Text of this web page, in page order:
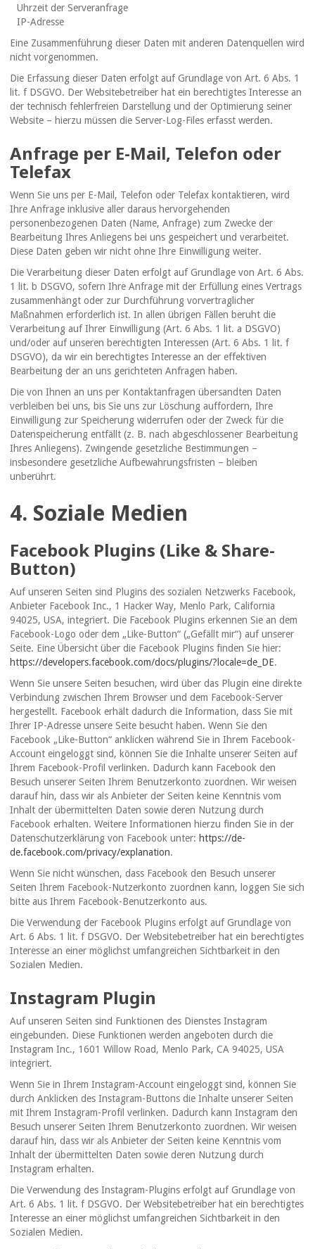
Uhrzeit der Serveranfrage
IP-Adresse
Eine Zusammenführung dieser Daten mit anderen Datenquellen wird
nicht vorgenommen.
Die Erfassung dieser Daten erfolgt auf Grundlage von Art. 6 Abs. 1
lit. f DSGVO. Der Websitebetreiber hat ein berechtigtes Interesse an
der technisch fehlerfreien Darstellung und der Optimierung seiner
Website – hierzu müssen die Server-Log-Files erfasst werden.
Anfrage per E-Mail, Telefon oder
Telefax
Wenn Sie uns per E-Mail, Telefon oder Telefax kontaktieren, wird
Ihre Anfrage inklusive aller daraus hervorgehenden
personenbezogenen Daten (Name, Anfrage) zum Zwecke der
Bearbeitung Ihres Anliegens bei uns gespeichert und verarbeitet.
Diese Daten geben wir nicht ohne Ihre Einwilligung weiter.
Die Verarbeitung dieser Daten erfolgt auf Grundlage von Art. 6 Abs.
1 lit. b DSGVO, sofern Ihre Anfrage mit der Erfüllung eines Vertrags
zusammenhängt oder zur Durchführung vorvertraglicher
Maßnahmen erforderlich ist. In allen übrigen Fällen beruht die
Verarbeitung auf Ihrer Einwilligung (Art. 6 Abs. 1 lit. a DSGVO)
und/oder auf unseren berechtigten Interessen (Art. 6 Abs. 1 lit. f
DSGVO), da wir ein berechtigtes Interesse an der effektiven
Bearbeitung der an uns gerichteten Anfragen haben.
Die von Ihnen an uns per Kontaktanfragen übersandten Daten
verbleiben bei uns, bis Sie uns zur Löschung auffordern, Ihre
Einwilligung zur Speicherung widerrufen oder der Zweck für die
Datenspeicherung entfällt (z. B. nach abgeschlossener Bearbeitung
Ihres Anliegens). Zwingende gesetzliche Bestimmungen –
insbesondere gesetzliche Aufbewahrungsfristen – bleiben
unberührt.
4. Soziale Medien
Facebook Plugins (Like & Share-
Button)
Auf unseren Seiten sind Plugins des sozialen Netzwerks Facebook,
Anbieter Facebook Inc., 1 Hacker Way, Menlo Park, California
94025, USA, integriert. Die Facebook Plugins erkennen Sie an dem
Facebook-Logo oder dem „Like-Button“ („Gefällt mir“) auf unserer
Seite. Eine Übersicht über die Facebook Plugins finden Sie hier:
https://developers.facebook.com/docs/plugins/?locale=de_DE.
Wenn Sie unsere Seiten besuchen, wird über das Plugin eine direkte
Verbindung zwischen Ihrem Browser und dem Facebook-Server
hergestellt. Facebook erhält dadurch die Information, dass Sie mit
Ihrer IP-Adresse unsere Seite besucht haben. Wenn Sie den
Facebook „Like-Button“ anklicken während Sie in Ihrem Facebook-
Account eingeloggt sind, können Sie die Inhalte unserer Seiten auf
Ihrem Facebook-Profil verlinken. Dadurch kann Facebook den
Besuch unserer Seiten Ihrem Benutzerkonto zuordnen. Wir weisen
darauf hin, dass wir als Anbieter der Seiten keine Kenntnis vom
Inhalt der übermittelten Daten sowie deren Nutzung durch
Facebook erhalten. Weitere Informationen hierzu finden Sie in der
Datenschutzerklärung von Facebook unter: https://de-
de.facebook.com/privacy/explanation.
Wenn Sie nicht wünschen, dass Facebook den Besuch unserer
Seiten Ihrem Facebook-Nutzerkonto zuordnen kann, loggen Sie sich
bitte aus Ihrem Facebook-Benutzerkonto aus.
Die Verwendung der Facebook Plugins erfolgt auf Grundlage von
Art. 6 Abs. 1 lit. f DSGVO. Der Websitebetreiber hat ein berechtigtes
Interesse an einer möglichst umfangreichen Sichtbarkeit in den
Sozialen Medien.
Instagram Plugin
Auf unseren Seiten sind Funktionen des Dienstes Instagram
eingebunden. Diese Funktionen werden angeboten durch die
Instagram Inc., 1601 Willow Road, Menlo Park, CA 94025, USA
integriert.
Wenn Sie in Ihrem Instagram-Account eingeloggt sind, können Sie
durch Anklicken des Instagram-Buttons die Inhalte unserer Seiten
mit Ihrem Instagram-Profil verlinken. Dadurch kann Instagram den
Besuch unserer Seiten Ihrem Benutzerkonto zuordnen. Wir weisen
darauf hin, dass wir als Anbieter der Seiten keine Kenntnis vom
Inhalt der übermittelten Daten sowie deren Nutzung durch
Instagram erhalten.
Die Verwendung des Instagram-Plugins erfolgt auf Grundlage von
Art. 6 Abs. 1 lit. f DSGVO. Der Websitebetreiber hat ein berechtigtes
Interesse an einer möglichst umfangreichen Sichtbarkeit in den
Sozialen Medien.